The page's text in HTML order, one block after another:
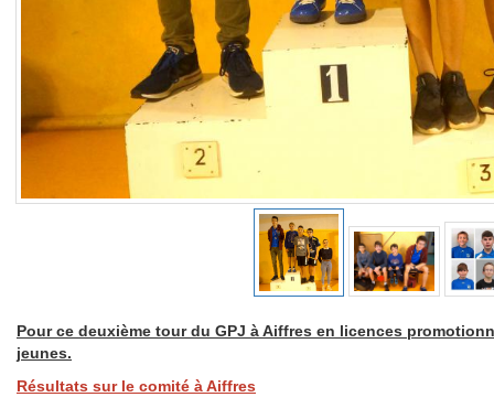
Pour ce deuxième tour du GPJ à Aiffres en licences
jeunes.
Résultats sur le comité à Aiffres